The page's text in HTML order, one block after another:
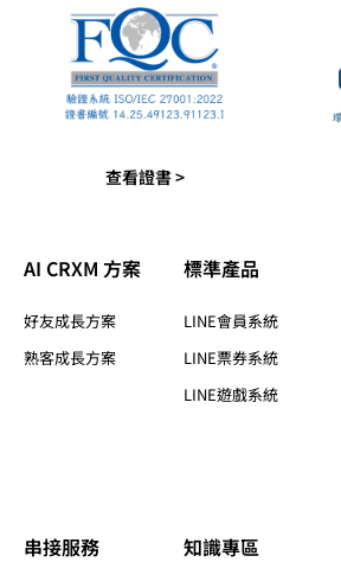
查看證書 >
AI CRXM 方案
好友成長方案
熟客成長方案
標準產品​
LINE會員系統
LINE票券系統
LINE遊戲系統
串接服務 知識專區​